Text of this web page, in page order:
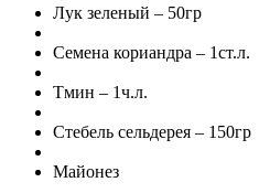
Лук зеленый – 50гр
Семена кориандра – 1ст.л.
Тмин – 1ч.л.
Стебель сельдерея – 150гр
Майонез